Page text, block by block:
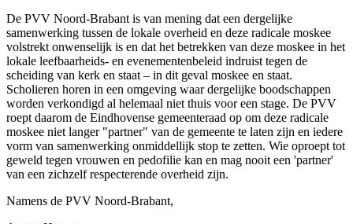
De PVV Noord-Brabant is van mening dat een dergelijke
samenwerking tussen de lokale overheid en deze radicale moskee
volstrekt onwenselijk is en dat het betrekken van deze moskee in het
lokale leefbaarheids- en evenementenbeleid indruist tegen de
scheiding van kerk en staat – in dit geval moskee en staat.
Scholieren horen in een omgeving waar dergelijke boodschappen
worden verkondigd al helemaal niet thuis voor een stage. De PVV
roept daarom de Eindhovense gemeenteraad op om deze radicale
moskee niet langer "partner" van de gemeente te laten zijn en iedere
vorm van samenwerking onmiddellijk stop te zetten. Wie oproept tot
geweld tegen vrouwen en pedofilie kan en mag nooit een 'partner'
van een zichzelf respecterende overheid zijn.
Namens de PVV Noord-Brabant,